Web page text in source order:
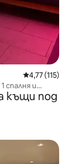
Средна
4,77 (115)
спалня и
къщи под